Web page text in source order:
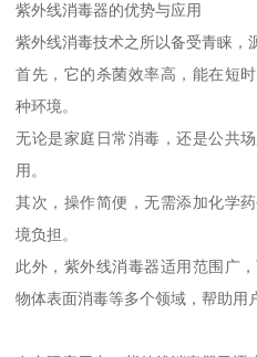
紫外线消毒器的优势与应用
紫外线消毒技术之所以备受青睐，
首先，它的杀菌效率高，能在短
种环境。
无论是家庭日常消毒，还是公共
用。
其次，操作简便，无需添加化学
境负担。
此外，紫外线消毒器适用范围广
物体表面消毒等多个领域，帮助用